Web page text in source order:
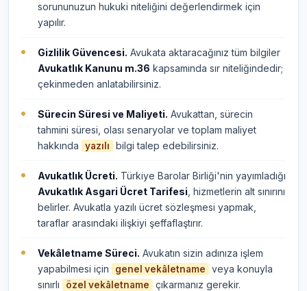
sorununuzun hukuki niteliğini değerlendirmek için
yapılır.
Gizlilik Güvencesi. Avukata aktaracağınız tüm bilgiler
Avukatlık Kanunu m.36 kapsamında sır niteliğindedir;
çekinmeden anlatabilirsiniz.
Sürecin Süresi ve Maliyeti. Avukattan, sürecin
tahmini süresi, olası senaryolar ve toplam maliyet
hakkında
yazılı bilgi talep edebilirsiniz.
Avukatlık Ücreti. Türkiye Barolar Birliği'nin yayımladığı
Avukatlık Asgari Ücret Tarifesi , hizmetlerin alt sınırını
belirler. Avukatla yazılı ücret sözleşmesi yapmak,
taraflar arasındaki ilişkiyi şeffaflaştırır.
Vekâletname Süreci. Avukatın sizin adınıza işlem
yapabilmesi için
genel vekâletname
veya konuyla
sınırlı
özel vekâletname
çıkarmanız gerekir.